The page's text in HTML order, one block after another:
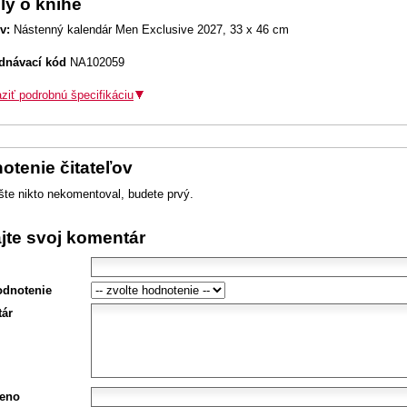
o knihe
Nástenný kalendár Men Exclusive 2027, 33 x 46 cm
kód NA102059
podrobnú špecifikáciu
čitateľov
nikto nekomentoval, budete prvý.
svoj komentár